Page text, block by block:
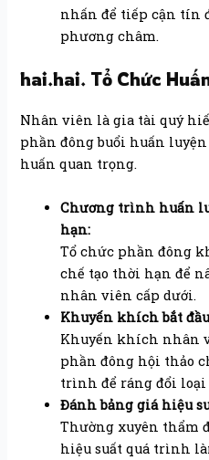
nhấn để tiếp cận tín
phương châm.
hai.hai. Tổ Chức
Nhân viên là gia tài quý
phần đông buổi huấn
huấn quan trọng.
Chương trình huấn
hạn:
Tổ chức phần đông
chế tạo thời hạn để
nhân viên cấp dưới.
Khuyến khích bắt
Khuyến khích nhân
phần đông hội thảo
trình để ráng đổi
Đánh bảng giá hiệu
Thường xuyên thẩm
hiệu suất quá trình